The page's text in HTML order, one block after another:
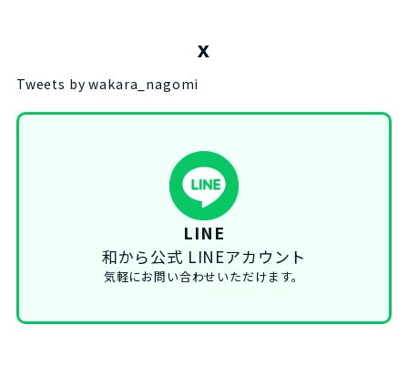
X
Tweets by wakara_nagomi
LINE
和から公式 LINEアカウント
気軽にお問い合わせいただけます。